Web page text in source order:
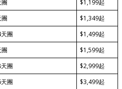
$1,199起
$1,349起
團
$1,499起
$1,599起
團
$2,999起
團
$3,499起